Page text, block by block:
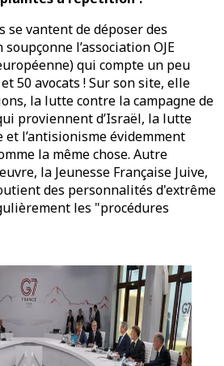
se vantent de déposer des
l’association OJE
qui compte un peu
50 avocats ! Sur son site, elle
la lutte contre la campagne de
proviennent d’Israël, la lutte
et l’antisionisme évidemment
la même chose. Autre
la Jeunesse Française Juive,
des personnalités d'extrême
les "procédures